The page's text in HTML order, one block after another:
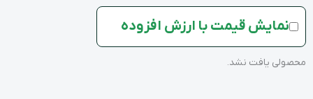
نمایش قیمت با ارزش افزوده
محصولی یافت نشد.